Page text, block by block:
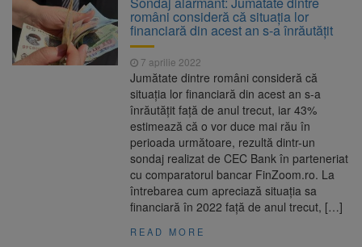
Ormeniș
6 august 2026
AUR a lansat platforma
suspeND.ro pentru urmărirea inițiativei de
suspendare a președintelui Nicușor Dan
6 august 2026
Înalta Curte analizează
dosarul lui Călin Georgescu și Horațiu Potra.
Judecătorii decid dacă începe procesul
Strategia națională pentru
biodiversitate 2026-2030, adoptată de Senat.
Proiectul merge la promulgare
români consideră că situaţia lor
financiară din acest an s-a înrăutăţit
7 aprilie 2022
Jumătate dintre români consideră că
situaţia lor financiară din acest an s-a
înrăutăţit faţă de anul trecut, iar 43%
estimează că o vor duce mai rău în
perioada următoare, rezultă dintr-un
sondaj realizat de CEC Bank în parteneriat
cu comparatorul bancar FinZoom.ro. La
întrebarea cum apreciază situaţia sa
financiară în 2022 faţă de anul trecut, […]
READ MORE